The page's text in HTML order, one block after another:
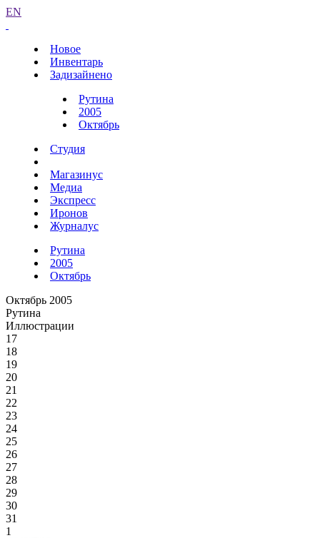
EN
Новое
Инвентарь
Задизайнено
Рутина
2005
Октябрь
Студия
Магазинус
Медиа
Экспресс
Иронов
Журналус
Рутина
2005
Октябрь
Октябрь 2005
Рутина
Иллюстрации
17
18
19
20
21
22
23
24
25
26
27
28
29
30
31
1